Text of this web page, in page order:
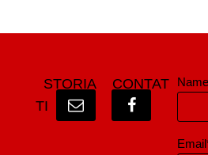
STORIA
CONTAT
TI